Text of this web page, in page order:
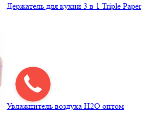
Держатель для кухни 3 в 1 Triple Paper
Увлажнитель воздуха H2O оптом